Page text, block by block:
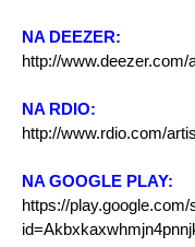
NA DEEZER:
http://www.deezer.com/
NA RDIO:
http://www.rdio.com/
NA GOOGLE PLAY:
https://